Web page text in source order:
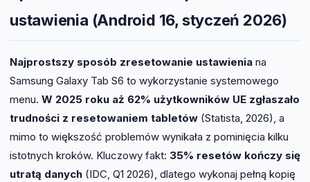
ustawienia (Android 16, styczeń 2026)
Najprostszy sposób zresetowanie ustawienia na
Samsung Galaxy Tab S6 to wykorzystanie systemowego
menu. W 2025 roku aż 62% użytkowników UE zgłaszało
trudności z resetowaniem tabletów (Statista, 2026), a
mimo to większość problemów wynikała z pominięcia kilku
istotnych kroków. Kluczowy fakt: 35% resetów kończy się
utratą danych (IDC, Q1 2026), dlatego wykonaj pełną kopię